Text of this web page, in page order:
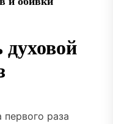
раза